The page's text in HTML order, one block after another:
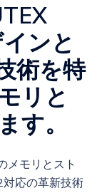
ンと
術を特
リと
す。
メモリとスト
応の革新技術